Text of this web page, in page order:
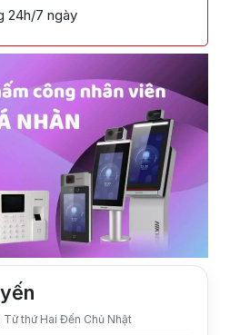
24h/7 ngày
thứ Hai Đến Chủ Nhật